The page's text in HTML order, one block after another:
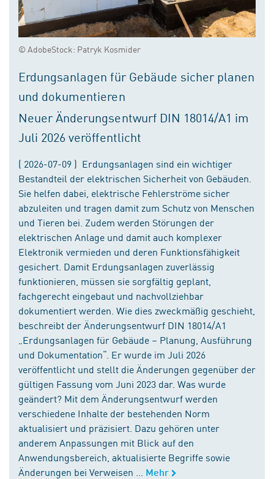
© AdobeStock: Patryk Kosmider
Erdungsanlagen für Gebäude sicher planen
und dokumentieren
Neuer Änderungsentwurf DIN 18014/A1 im
Juli 2026 veröffentlicht
( 2026-07-09 ) Erdungsanlagen sind ein wichtiger
Bestandteil der elektrischen Sicherheit von Gebäuden.
Sie helfen dabei, elektrische Fehlerströme sicher
abzuleiten und tragen damit zum Schutz von Menschen
und Tieren bei. Zudem werden Störungen der
elektrischen Anlage und damit auch komplexer
Elektronik vermieden und deren Funktionsfähigkeit
gesichert. Damit Erdungsanlagen zuverlässig
funktionieren, müssen sie sorgfältig geplant,
fachgerecht eingebaut und nachvollziehbar
dokumentiert werden. Wie dies zweckmäßig geschieht,
beschreibt der Änderungsentwurf DIN 18014/A1
„Erdungsanlagen für Gebäude – Planung, Ausführung
und Dokumentation“. Er wurde im Juli 2026
veröffentlicht und stellt die Änderungen gegenüber der
gültigen Fassung vom Juni 2023 dar. Was wurde
geändert? Mit dem Änderungsentwurf werden
verschiedene Inhalte der bestehenden Norm
aktualisiert und präzisiert. Dazu gehören unter
anderem Anpassungen mit Blick auf den
Anwendungsbereich, aktualisierte Begriffe sowie
Änderungen bei Verweisen ...
Mehr